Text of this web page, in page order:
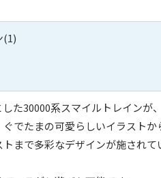
(1)
た30000系スマイルトレインが
でたまの可愛らしいイラストか
まで多彩なデザインが施されて